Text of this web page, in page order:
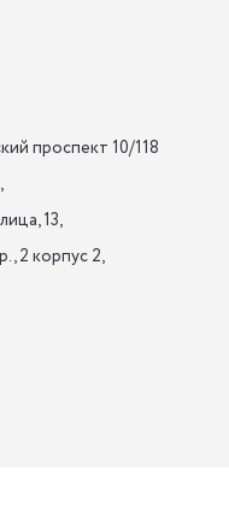
13,
2 корпус 2,
4А